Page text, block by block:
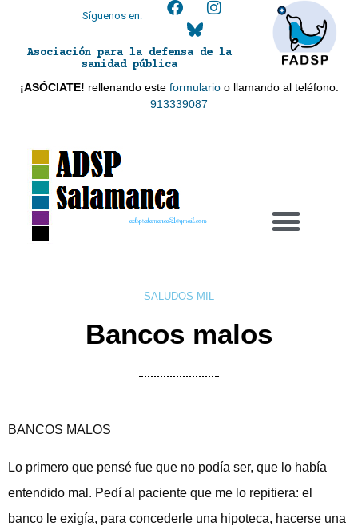
Síguenos en:
Asociación para la defensa de la
sanidad pública
¡ASÓCIATE! rellenando este formularioo llamando al teléfono:
913339087
adspsalamanca21@gmail.com
SALUDOS MIL
Bancos malos
BANCOS MALOS
Lo primero que pensé fue que no podía ser, que lo había
entendido mal. Pedí al paciente que me lo repitiera: el
banco le exigía, para concederle una hipoteca, hacerse una